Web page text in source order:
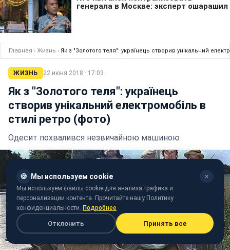
Главная › Жизнь › Як з "Золотого теля": українець створив унікальний
ЖИЗНЬ 22 июня 2018 · 17:03
Як з "Золотого теля": українець
створив унікальний електромобіль в
стилі ретро (фото)
Одесит похвалився незвичайною машиною
🍪 Мы используем cookie ✕
Мы используем файлы cookie для анализа трафика и
персонализации контента. Прочитайте нашу Политику
конфиденциальности. Подробнее
Отклонить Принять все